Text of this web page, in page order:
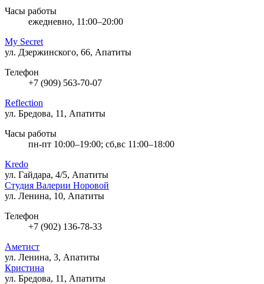
Часы работы
ежедневно, 11:00–20:00
My Secret
ул. Дзержинского, 66, Апатиты
Телефон
+7 (909) 563-70-07
Reflection
ул. Бредова, 11, Апатиты
Часы работы
пн-пт 10:00–19:00; сб,вс 11:00–18:00
Kredo
ул. Гайдара, 4/5, Апатиты
Студия Валерии Норовой
ул. Ленина, 10, Апатиты
Телефон
+7 (902) 136-78-33
Аметист
ул. Ленина, 3, Апатиты
Кристина
ул. Бредова, 11, Апатиты